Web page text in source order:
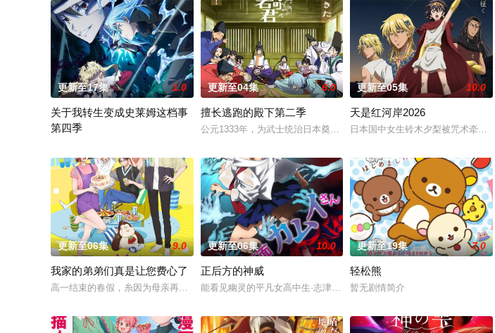
更新至17集 1.0
关于我转生变成史莱姆这档事
第四季
更新至04集 6.0
擅长逃跑的殿下第二季
公元1333年，为武士统治日本奠定基石的镰仓幕府，因其所信任的幕
更新至05集 10.0
天是红河岸2026
日本国中女生铃木夕梨被咒术牵引
更新至06集 9.0
我家的弟弟们真是让您费心了
高一结束的春假，糸因为母亲再婚而搬家。 但让她没想到的是，竟多了四个弟弟，令她大为震惊！ 虽然她全
更新至06集 10.0
正后方的神威
能看见幽灵的平凡女高中生·志津香，利用容易吸引幽灵的特殊体质，从
更新至19集 7.0
轻松熊
暂无剧情简介